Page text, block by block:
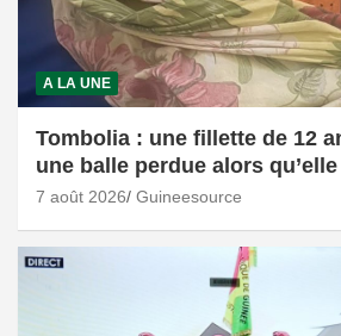
A LA UNE
Tombolia : une fillette de 12
une balle perdue alors
7 août 2026 Guineesource